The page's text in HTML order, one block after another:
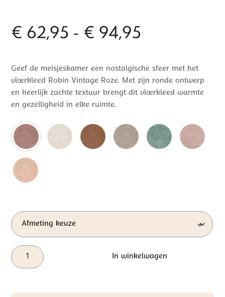
€ 62,95 - € 94,95
tot
€ 94,95
Geef de meisjeskamer een nostalgische sfeer met het
vloerkleed Robin Vintage Roze. Met zijn ronde ontwerp
en heerlijk zachte textuur brengt dit vloerkleed warmte
en gezelligheid in elke ruimte.
Tapis
Petit
Vintage
In winkelwagen